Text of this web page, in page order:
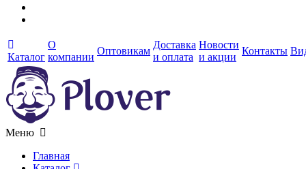
Каталог
О
компании
Оптовикам
Доставка
и оплата
Новости
и акции
Контакты
Меню
Главная